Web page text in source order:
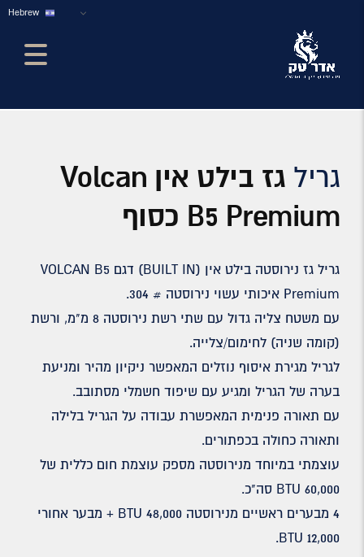
גריל
גז בילט אין Volcan
B5 Premium כסוף
גריל גז נירוסטה בילט אין (BUILT IN) דגם VOLCAN B5
Premium איכותי עשוי נירוסטה # 304.
עם משטח צליה גדול עם שתי רשת נירוסטה 8 מ"מ, ורשת
(קומה שניה) לחימום/צלייה.
לגריל מגירת איסוף נוזלים המאפשר ניקיון מהיר ומניעת
בערה של הגריל ומגיע עם שיפוד חשמלי מסתובב.
עם תאורה פנימית המאפשרת עבודה על הגריל בלילה
ותאורה כחולה בכפתורים.
עוצמתי במיוחד מנירוסטה מספק עוצמת חום כללית של
60,000 BTU סה"כ.
4 מבערים ראשיים מנירוסטה 48,000 BTU + מבער אחורי
12,000 BTU.